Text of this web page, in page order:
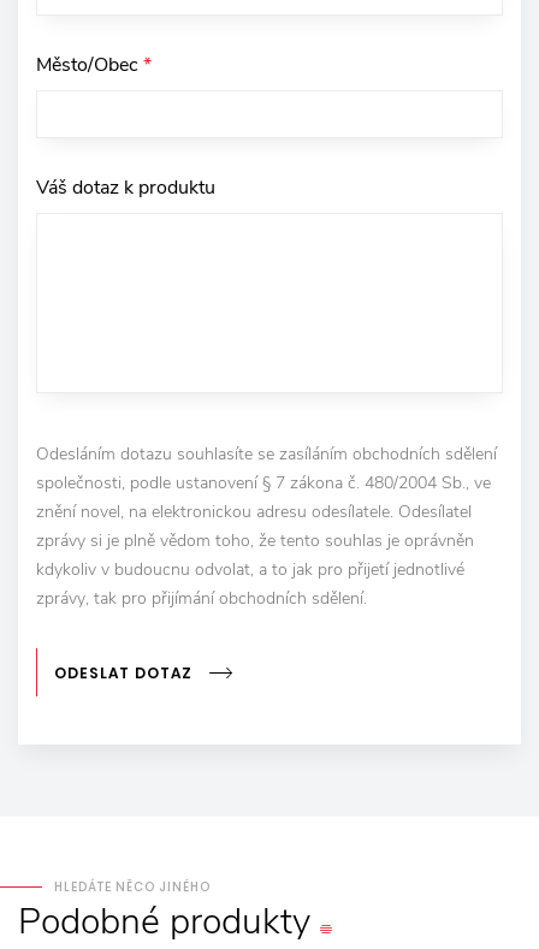
Město/Obec*
Váš dotaz k produktu
Odesláním dotazu souhlasíte se zasíláním obchodních sdělení
společnosti, podle ustanovení § 7 zákona č. 480/2004 Sb., ve
znění novel, na elektronickou adresu odesílatele. Odesílatel
zprávy si je plně vědom toho, že tento souhlas je oprávněn
kdykoliv v budoucnu odvolat, a to jak pro přijetí jednotlivé
zprávy, tak pro přijímání obchodních sdělení.
ODESLAT DOTAZ
HLEDÁTE NĚCO JINÉHO
Podobné produkty